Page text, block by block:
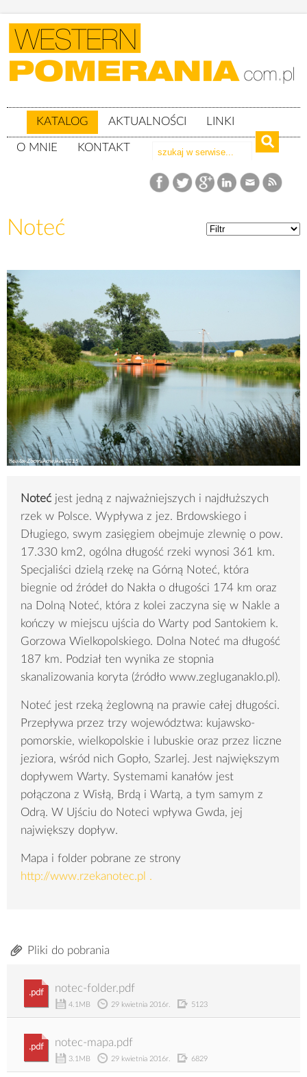
KATALOG AKTUALNOŚCI LINKI
O MNIE KONTAKT
Katalog Noteć
Noteć
Noteć jest jedną z najważniejszych i najdłuższych
rzek w Polsce. Wypływa z jez. Brdowskiego i
Długiego, swym zasięgiem obejmuje zlewnię o pow.
17.330 km2, ogólna długość rzeki wynosi 361 km.
Specjaliści dzielą rzekę na Górną Noteć, która
biegnie od źródeł do Nakła o długości 174 km oraz
na Dolną Noteć, która z kolei zaczyna się w Nakle a
kończy w miejscu ujścia do Warty pod Santokiem k.
Gorzowa Wielkopolskiego. Dolna Noteć ma długość
187 km. Podział ten wynika ze stopnia
skanalizowania koryta (źródło www.zegluganaklo.pl).
Noteć jest rzeką żeglowną na prawie całej długości.
Przepływa przez trzy województwa: kujawsko-
pomorskie, wielkopolskie i lubuskie oraz przez liczne
jeziora, wśród nich Gopło, Szarlej. Jest największym
dopływem Warty. Systemami kanałów jest
połączona z Wisłą, Brdą i Wartą, a tym samym z
Odrą. W Ujściu do Noteci wpływa Gwda, jej
największy dopływ.
Mapa i folder pobrane ze strony
http://www.rzekanotec.pl .
Pliki do pobrania
.pdf notec-folder.pdf
4.1MB 29 kwietnia 2016r. 5123
.pdf notec-mapa.pdf
3.1MB 29 kwietnia 2016r. 6829